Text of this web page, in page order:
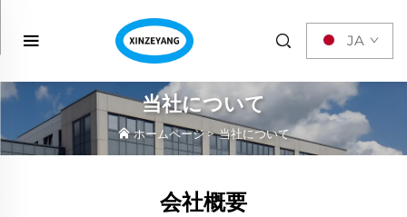
JA
当社について
ホームページ >当社について
会社概要